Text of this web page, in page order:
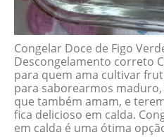
Congelar Doce de Figo
Descongelamento correto
para quem ama cultivar
para saborearmos
que também amam, e
fica delicioso em calda.
em calda é uma ótima